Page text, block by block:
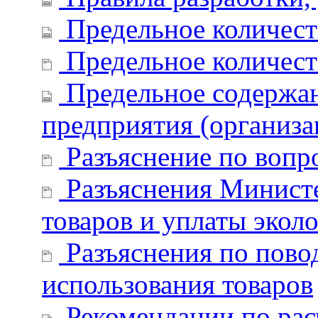
Предельное
Предельное
Предельное
предприятия
Разъяснение по
Разъяснения
товаров и уплаты
Разъяснения по
использования товаров